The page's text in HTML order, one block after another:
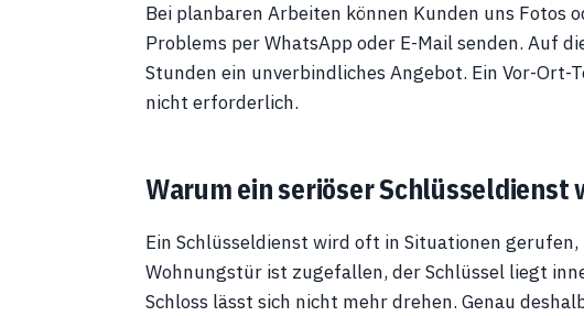
Bei planbaren Arbeiten können Kunden uns Fotos
Problems per WhatsApp oder E-Mail senden. Auf
Stunden ein unverbindliches Angebot. Ein Vor-
nicht erforderlich.
Warum ein seriöser Schlüsseldienst
Ein Schlüsseldienst wird oft in Situationen
Wohnungstür ist zugefallen, der Schlüssel liegt
Schloss lässt sich nicht mehr drehen. Genau